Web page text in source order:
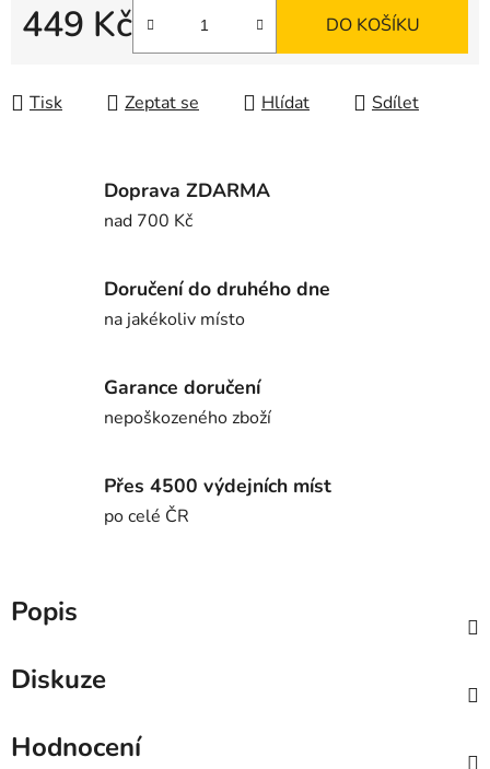
449 Kč DO KOŠÍKU
Tisk Zeptat se Hlídat Sdílet
Doprava ZDARMA
nad 700 Kč
Doručení do druhého dne
na jakékoliv místo
Garance doručení
nepoškozeného zboží
Přes 4500 výdejních míst
po celé ČR
Popis
Diskuze
Hodnocení